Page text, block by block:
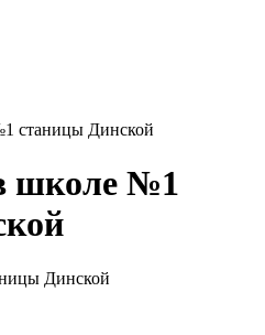
станицы Динской
школе №1
Динской